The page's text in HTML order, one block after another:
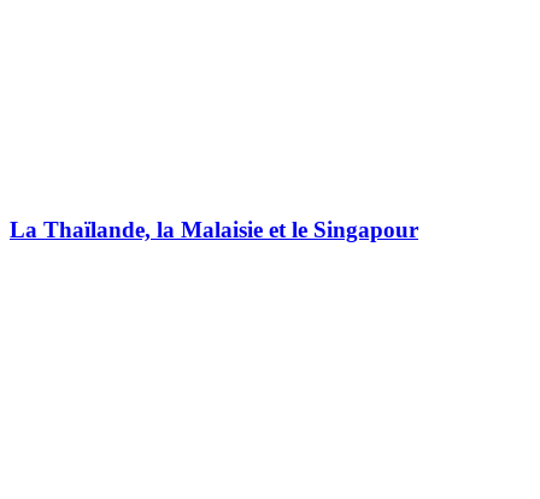
La Thaïlande, la Malaisie et le Singapour